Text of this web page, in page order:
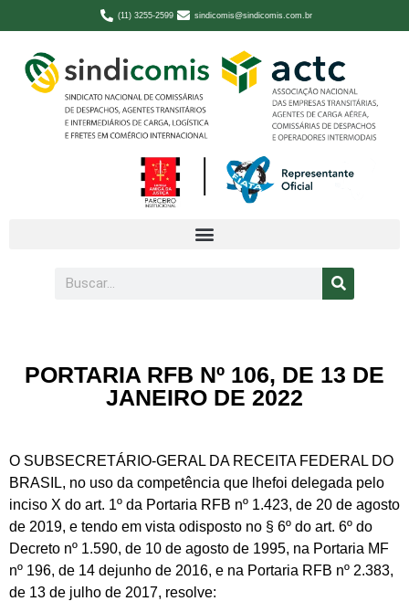
(11) 3255-2599 sindicomis@sindicomis.com.br
PORTARIA RFB Nº 106, DE 13 DE
JANEIRO DE 2022
O SUBSECRETÁRIO-GERAL DA RECEITA FEDERAL DO
BRASIL, no uso da competência que lhefoi delegada pelo
inciso X do art. 1º da Portaria RFB nº 1.423, de 20 de agosto
de 2019, e tendo em vista odisposto no § 6º do art. 6º do
Decreto nº 1.590, de 10 de agosto de 1995, na Portaria MF
nº 196, de 14 dejunho de 2016, e na Portaria RFB nº 2.383,
de 13 de julho de 2017, resolve: